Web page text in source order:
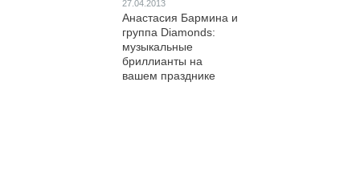
27.04.2013
Анастасия Бармина и
группа Diamonds:
музыкальные
бриллианты на
вашем празднике